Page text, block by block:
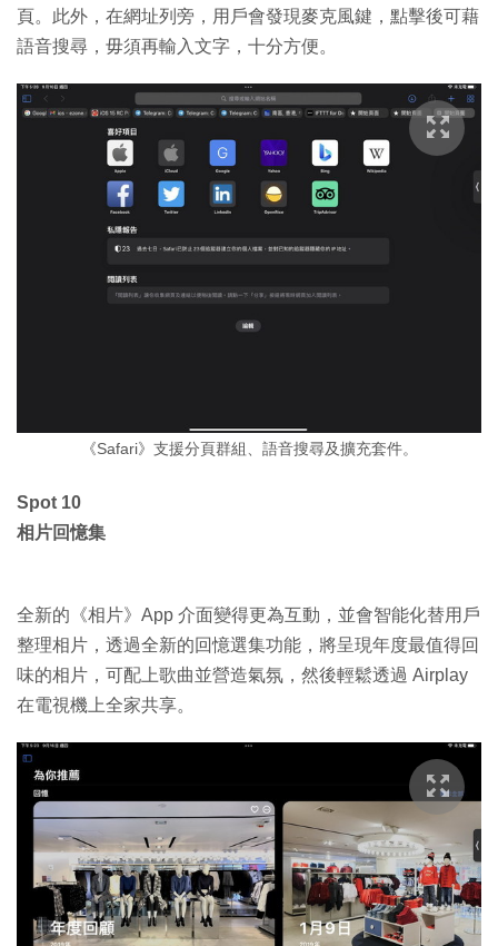
頁。此外，在網址列旁，用戶會發現麥克風鍵，點擊後可藉
語音搜尋，毋須再輸入文字，十分方便。
《Safari》支援分頁群組、語音搜尋及擴充套件。
Spot 10
相片回憶集
全新的《相片》App 介面變得更為互動，並會智能化替用戶
整理相片，透過全新的回憶選集功能，將呈現年度最值得回
味的相片，可配上歌曲並營造氣氛，然後輕鬆透過 Airplay
在電視機上全家共享。